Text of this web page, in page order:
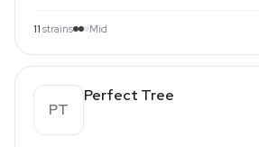
11 strains Mid
PT
Perfect Tree